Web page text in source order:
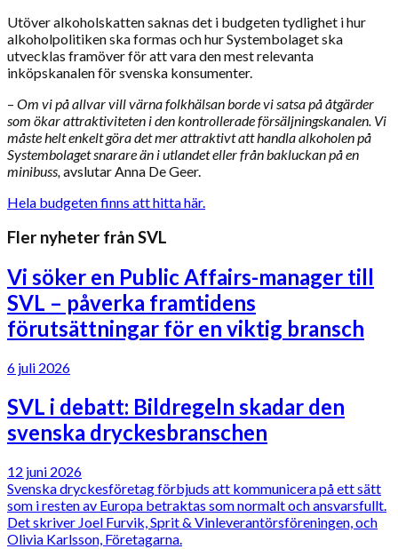
Utöver alkoholskatten saknas det i budgeten tydlighet i hur
alkoholpolitiken ska formas och hur Systembolaget ska
utvecklas framöver för att vara den mest relevanta
inköpskanalen för svenska konsumenter.
– Om vi på allvar vill värna folkhälsan borde vi satsa på åtgärder
som ökar attraktiviteten i den kontrollerade försäljningskanalen. Vi
måste helt enkelt göra det mer attraktivt att handla alkoholen på
Systembolaget snarare än i utlandet eller från bakluckan på en
minibuss,avslutar Anna De Geer.
Hela budgeten finns att hitta här.
Fler nyheter från SVL
Vi söker en Public Affairs-manager till
SVL – påverka framtidens
förutsättningar för en viktig bransch
6 juli 2026
SVL i debatt: Bildregeln skadar den
svenska dryckesbranschen
12 juni 2026
Svenska dryckesföretag förbjuds att kommunicera på ett sätt
som i resten av Europa betraktas som normalt och ansvarsfullt.
Det skriver Joel Furvik, Sprit & Vinleverantörsföreningen, och
Olivia Karlsson, Företagarna.